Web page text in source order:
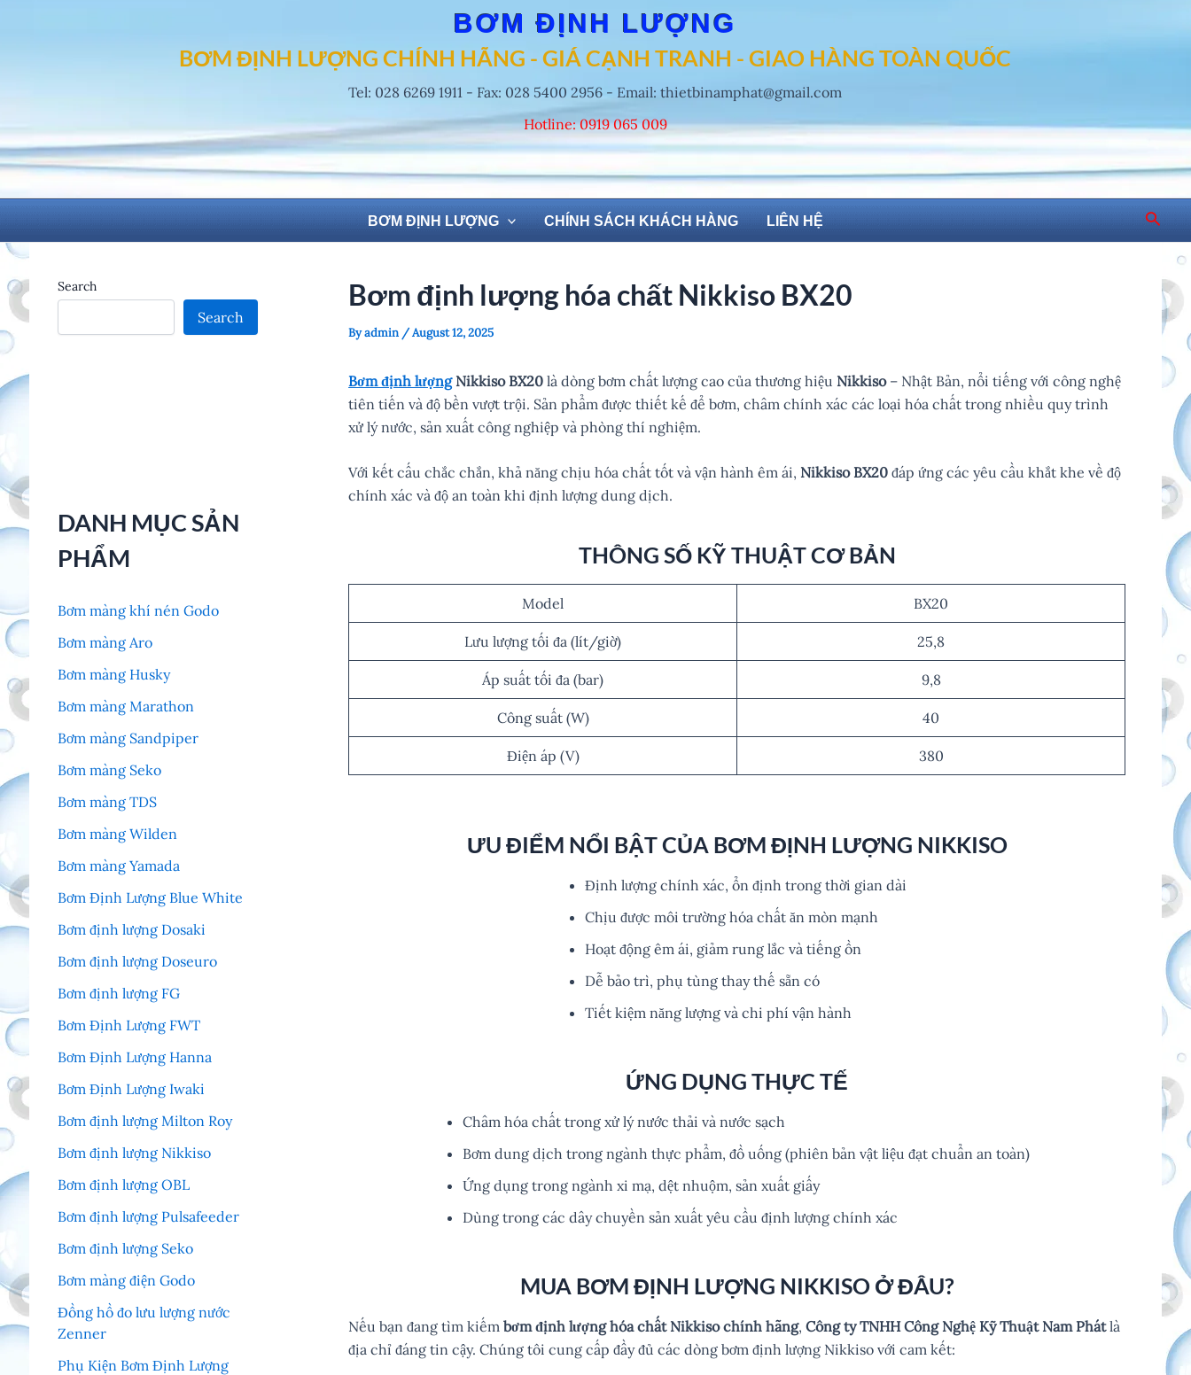
BƠM ĐỊNH LƯỢNG
BƠM ĐỊNH LƯỢNG CHÍNH HÃNG - GIÁ CẠNH TRANH - GIAO HÀNG TOÀN QUỐC
Tel: 028 6269 1911 - Fax: 028 5400 2956 - Email: thietbinamphat@gmail.com
Hotline: 0919 065 009
BƠM ĐỊNH LƯỢNG CHÍNH SÁCH KHÁCH HÀNG LIÊN HỆ
Search
Search
DANH MỤC SẢN
PHẨM
Bơm màng khí nén Godo
Bơm màng Aro
Bơm màng Husky
Bơm màng Marathon
Bơm màng Sandpiper
Bơm màng Seko
Bơm màng TDS
Bơm màng Wilden
Bơm màng Yamada
Bơm Định Lượng Blue White
Bơm định lượng Dosaki
Bơm định lượng Doseuro
Bơm định lượng FG
Bơm Định Lượng FWT
Bơm Định Lượng Hanna
Bơm Định Lượng Iwaki
Bơm định lượng Milton Roy
Bơm định lượng Nikkiso
Bơm định lượng OBL
Bơm định lượng Pulsafeeder
Bơm định lượng Seko
Bơm màng điện Godo
Đồng hồ đo lưu lượng nước
Zenner
Phụ Kiện Bơm Định Lượng
Bơm định lượng hóa chất Nikkiso BX20
Byadmin /August 12, 2025
Bơm định lượngNikkiso BX20 là dòng bơm chất lượng cao của thương hiệu Nikkiso– Nhật Bản, nổi tiếng với công nghệ
tiên tiến và độ bền vượt trội. Sản phẩm được thiết kế để bơm, châm chính xác các loại hóa chất trong nhiều quy trình
xử lý nước, sản xuất công nghiệp và phòng thí nghiệm.
Với kết cấu chắc chắn, khả năng chịu hóa chất tốt và vận hành êm ái, Nikkiso BX20 đáp ứng các yêu cầu khắt khe về độ
chính xác và độ an toàn khi định lượng dung dịch.
THÔNG SỐ KỸ THUẬT CƠ BẢN
Model BX20
Lưu lượng tối đa (lít/giờ) 25,8
Áp suất tối đa (bar) 9,8
Công suất (W) 40
Điện áp (V) 380
ƯU ĐIỂM NỔI BẬT CỦA BƠM ĐỊNH LƯỢNG NIKKISO
Định lượng chính xác, ổn định trong thời gian dài
Chịu được môi trường hóa chất ăn mòn mạnh
Hoạt động êm ái, giảm rung lắc và tiếng ồn
Dễ bảo trì, phụ tùng thay thế sẵn có
Tiết kiệm năng lượng và chi phí vận hành
ỨNG DỤNG THỰC TẾ
Châm hóa chất trong xử lý nước thải và nước sạch
Bơm dung dịch trong ngành thực phẩm, đồ uống (phiên bản vật liệu đạt chuẩn an toàn)
Ứng dụng trong ngành xi mạ, dệt nhuộm, sản xuất giấy
Dùng trong các dây chuyền sản xuất yêu cầu định lượng chính xác
MUA BƠM ĐỊNH LƯỢNG NIKKISO Ở ĐÂU?
Nếu bạn đang tìm kiếmbơm định lượng hóa chất Nikkiso chính hãng,Công ty TNHH Công Nghệ Kỹ Thuật Nam Phátlà
địa chỉ đáng tin cậy. Chúng tôi cung cấp đầy đủ các dòng bơm định lượng Nikkiso với cam kết: